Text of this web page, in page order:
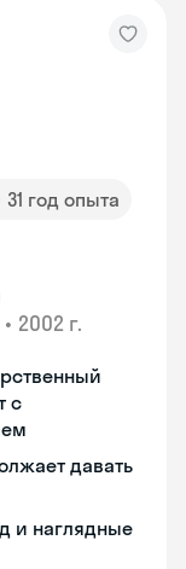
31 год опыта
• 2002 г.
с
давать
и наглядные